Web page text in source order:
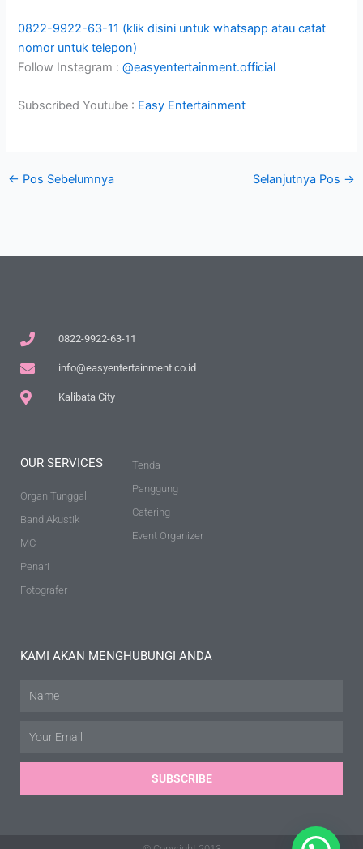
0822-9922-63-11 (klik disini untuk whatsapp atau catat
nomor untuk telepon)
Follow Instagram :@easyentertainment.official
Subscribed Youtube : Easy Entertainment
← Pos Sebelumnya Selanjutnya Pos →
0822-9922-63-11
info@easyentertainment.co.id
Kalibata City
OUR SERVICES
Organ Tunggal
Band Akustik
MC
Penari
Fotografer
Tenda
Panggung
Catering
Event Organizer
KAMI AKAN MENGHUBUNGI ANDA
SUBSCRIBE